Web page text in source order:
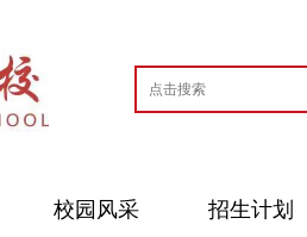
校园风采 招生计划